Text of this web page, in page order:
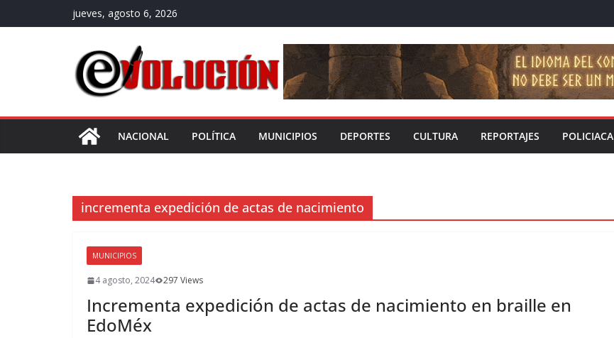
al
jueves, agosto 6, 2026
NACIONAL POLÍTICA MUNICIPIOS DEPORTES CULTURA REPORTAJES POLICIACA
incrementa expedición de actas de nacimiento
MUNICIPIOS
4 agosto, 2024 297 Views
Incrementa expedición de actas de nacimiento en braille en
EdoMéx